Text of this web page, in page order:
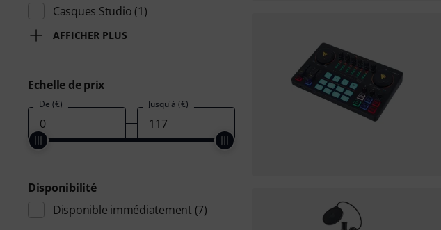
Casques Studio (1)
AFFICHER PLUS
Echelle de prix
De (€) Jusqu'à (€)
Disponibilité
Disponible immédiatement (7)